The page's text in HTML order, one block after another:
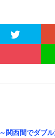
関西間でダブ